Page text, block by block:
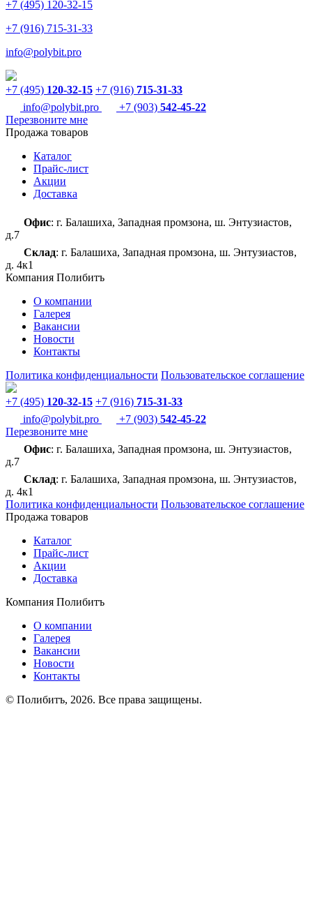
+7 (495) 120-32-15
+7 (916) 715-31-33
info@polybit.pro
+7 (495) 120-32-15 +7 (916) 715-31-33
info@polybit.pro
+7 (903) 542-45-22
Перезвоните мне
Продажа товаров
Каталог
Прайс-лист
Акции
Доставка
Офис: г. Балашиха, Западная промзона, ш. Энтузиастов,
д.7
Склад: г. Балашиха, Западная промзона, ш. Энтузиастов,
д. 4к1
Компания Полибитъ
О компании
Галерея
Вакансии
Новости
Контакты
Политика конфиденциальности Пользовательское соглашение
+7 (495) 120-32-15 +7 (916) 715-31-33
info@polybit.pro
+7 (903) 542-45-22
Перезвоните мне
Офис: г. Балашиха, Западная промзона, ш. Энтузиастов,
д.7
Склад: г. Балашиха, Западная промзона, ш. Энтузиастов,
д. 4к1
Политика конфиденциальности Пользовательское соглашение
Продажа товаров
Каталог
Прайс-лист
Акции
Доставка
Компания Полибитъ
О компании
Галерея
Вакансии
Новости
Контакты
© Полибитъ, 2026. Все права защищены.